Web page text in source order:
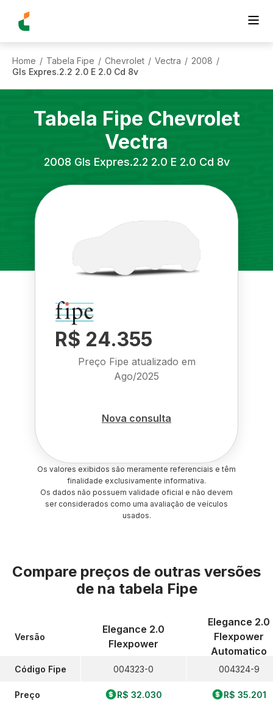
Home / Tabela Fipe / Chevrolet / Vectra / 2008 /
Gls Expres.2.2 2.0 E 2.0 Cd 8v
Tabela Fipe Chevrolet
Vectra
2008 Gls Expres.2.2 2.0 E 2.0 Cd 8v
R$ 24.355
Preço Fipe atualizado em
Ago/2025
Nova consulta
Os valores exibidos são meramente referenciais e têm
finalidade exclusivamente informativa.
Os dados não possuem validade oficial e não devem
ser considerados como uma avaliação de veículos
usados.
Compare preços de outras versões
de na tabela Fipe
Versão
Código Fipe
Preço
Elegance 2.0
Flexpower
004323-0
R$ 32.030
Elegance 2.0
Flexpower
Automatico
004324-9
R$ 35.201